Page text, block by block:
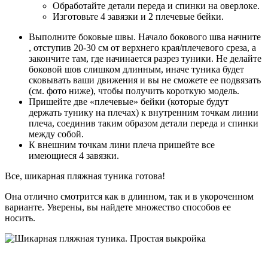
Обработайте детали переда и спинки на оверлоке.
Изготовьте 4 завязки и 2 плечевые бейки.
Выполните боковые швы. Начало бокового шва начните
, отступив 20-30 см от верхнего края/плечевого среза, а
закончите там, где начинается разрез туники. Не делайте
боковой шов слишком длинным, иначе туника будет
сковывать ваши движения и вы не сможете ее подвязать
(см. фото ниже), чтобы получить короткую модель.
Пришейте две «плечевые» бейки (которые будут
держать тунику на плечах) к внутренним точкам линии
плеча, соединив таким образом детали переда и спинки
между собой.
К внешним точкам лини плеча пришейте все
имеющиеся 4 завязки.
Все, шикарная пляжная туника готова!
Она отлично смотрится как в длинном, так и в укороченном
варианте. Уверены, вы найдете множество способов ее
носить.